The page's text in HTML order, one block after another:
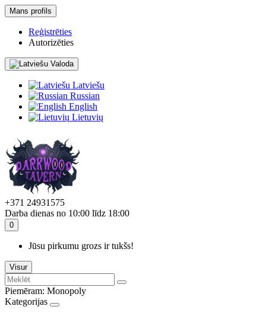
Mans profils
Reģistrēties
Autorizēties
Valoda
Latviešu
Russian
English
Lietuvių
+371 24931575
Darba dienas no 10:00 līdz 18:00
0
Jūsu pirkumu grozs ir tukšs!
Visur
Piemēram: Monopoly
Kategorijas